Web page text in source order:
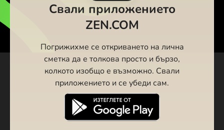
Свали приложението
ZEN.COM
Погрижихме се откриването на лична
сметка да е толкова просто и бързо,
колкото изобщо е възможно. Свали
приложението и се убеди сам.